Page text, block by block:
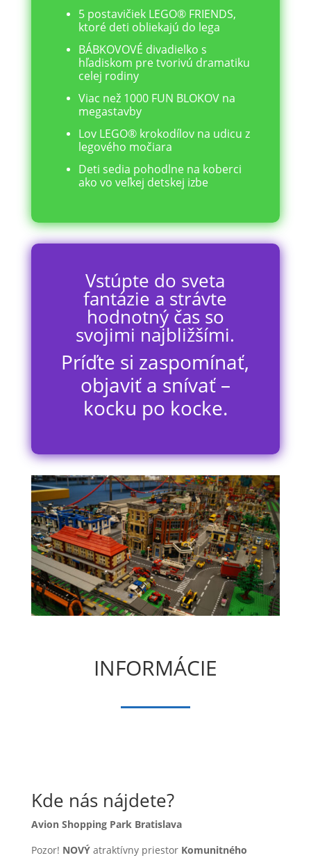
5 postavičiek LEGO® FRIENDS,
ktoré deti obliekajú do lega
BÁBKOVOVÉ divadielko s
hľadiskom pre tvorivú dramatiku
celej rodiny
Viac než 1000 FUN BLOKOV na
megastavby
Lov LEGO® krokodílov na udicu z
legového močiara
Deti sedia pohodlne na koberci
ako vo veľkej detskej izbe
Vstúpte do sveta
fantázie a strávte
hodnotný čas so
svojimi najbližšími.
Príďte si zaspomínať,
objaviť a snívať –
kocku po kocke.
INFORMÁCIE
Kde nás nájdete?
Avion Shopping Park Bratislava
Pozor! NOVÝatraktívny priestor Komunitného